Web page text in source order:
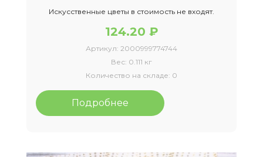
Искусственные цветы в стоимость не входят.
124.20 ₽
Артикул: 2000999774744
Вес: 0.111 кг
Количество на складе: 0
Подробнее